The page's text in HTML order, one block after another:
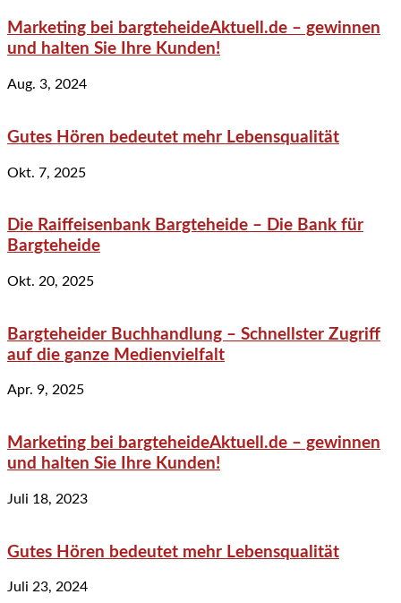
Marketing bei bargteheideAktuell.de – gewinnen
und halten Sie Ihre Kunden!
Aug. 3, 2024
Gutes Hören bedeutet mehr Lebensqualität
Okt. 7, 2025
Die Raiffeisenbank Bargteheide – Die Bank für
Bargteheide
Okt. 20, 2025
Bargteheider Buchhandlung – Schnellster Zugriff
auf die ganze Medienvielfalt
Apr. 9, 2025
Marketing bei bargteheideAktuell.de – gewinnen
und halten Sie Ihre Kunden!
Juli 18, 2023
Gutes Hören bedeutet mehr Lebensqualität
Juli 23, 2024